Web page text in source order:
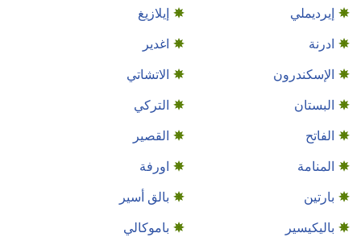
إيرديملي
إيلازيغ
ادرنة
اغدير
الإسكندرون
الاتشاتي
البستان
التركي
الفاتح
القصير
المنامة
اورفة
بارتين
بالق أسير
باليكيسير
باموكالي